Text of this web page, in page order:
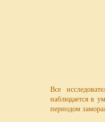
Все
наблюдается в
периодом